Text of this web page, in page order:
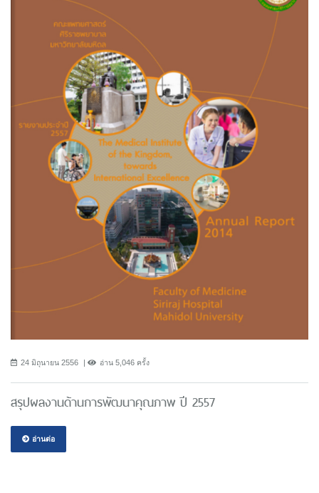
24 มิถุนายน 2556 อ่าน 5,046 ครั้ง
สรุปผลงานด้านการพัฒนาคุณภาพ ปี 2557
อ่านต่อ